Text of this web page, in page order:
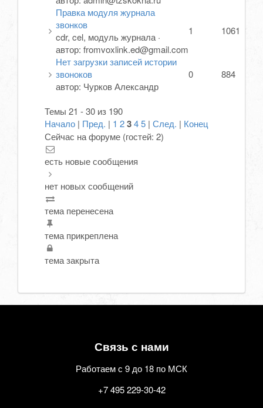
Правка модуля журнала
звонков
cdr, cel, модуль журнала·
автор: fromvoxlink.ed@gmail.com
1 1061
Нет загрузки записей истории
звоноков
автор: Чурков Александр
0 884
Темы 21 - 30 из 190
Начало | Пред. | 1 2345 | След. | Конец
Сейчас на форуме (гостей: 2)
есть новые сообщения
нет новых сообщений
тема перенесена
тема прикреплена
тема закрыта
Связь с нами
Работаем с 9 до 18 по МСК
+7 495 229-30-42